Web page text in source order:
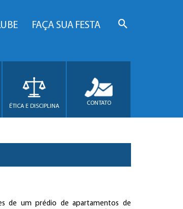
FAÇA SUA FESTA
ÉTICA E DISCIPLINA CONTATO
de um prédio de apartamentos de